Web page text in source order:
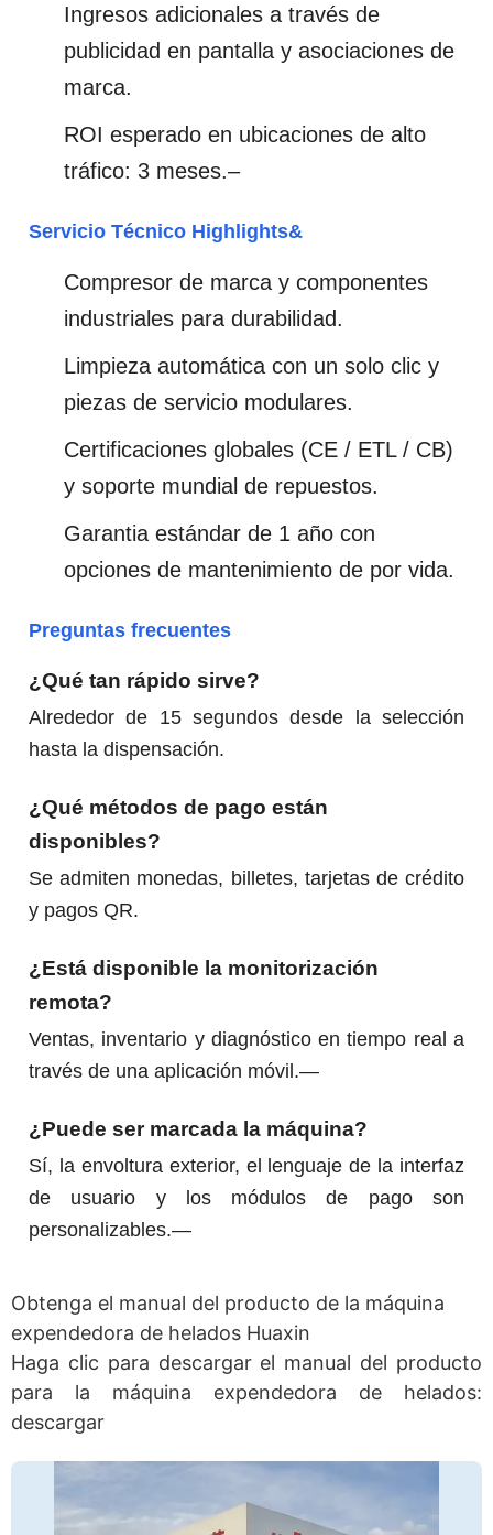
Ingresos adicionales a través de
publicidad en pantalla y asociaciones de
marca.
ROI esperado en ubicaciones de alto
tráfico: 3 meses.–
Servicio Técnico Highlights&
Compresor de marca y componentes
industriales para durabilidad.
Limpieza automática con un solo clic y
piezas de servicio modulares.
Certificaciones globales (CE / ETL / CB)
y soporte mundial de repuestos.
Garantia estándar de 1 año con
opciones de mantenimiento de por vida.
Preguntas frecuentes
¿Qué tan rápido sirve?
Alrededor de 15 segundos desde la selección
hasta la dispensación.
¿Qué métodos de pago están
disponibles?
Se admiten monedas, billetes, tarjetas de crédito
y pagos QR.
¿Está disponible la monitorización
remota?
Ventas, inventario y diagnóstico en tiempo real a
través de una aplicación móvil.—
¿Puede ser marcada la máquina?
Sí, la envoltura exterior, el lenguaje de la interfaz
de usuario y los módulos de pago son
personalizables.—
Obtenga el manual del producto de la máquina
expendedora de helados Huaxin
Haga clic para descargar el manual del producto
para la máquina expendedora de helados:
descargar